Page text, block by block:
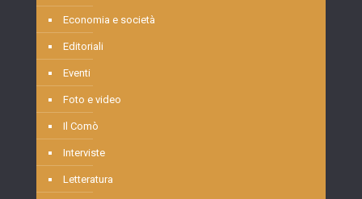
Economia e società
Editoriali
Eventi
Foto e video
Il Comò
Interviste
Letteratura